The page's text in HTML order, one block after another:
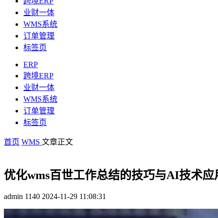
业财一体
WMS系统
订单管理
标签页
ERP
跨境ERP
业财一体
WMS系统
订单管理
标签页
首页 WMS 文章正文
优化wms百世工作总结的技巧与AI技术应
admin 1140 2024-11-29 11:08:31